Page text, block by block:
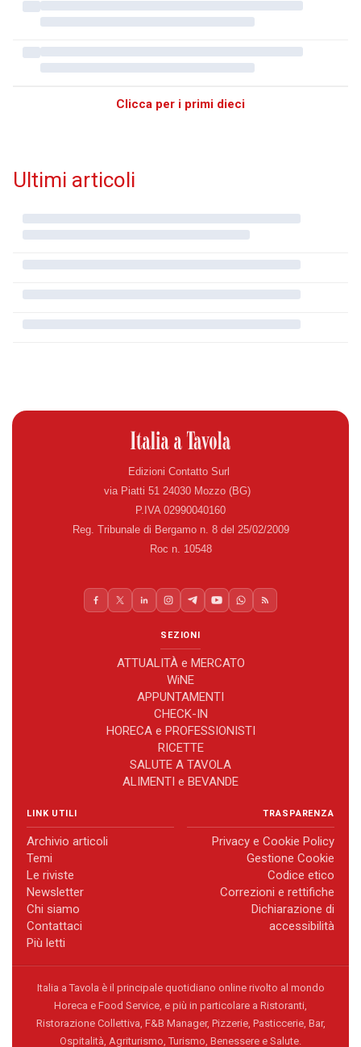
Clicca per i primi dieci
Ultimi articoli
Edizioni Contatto Surl
via Piatti 51 24030 Mozzo (BG)
P.IVA 02990040160
Reg. Tribunale di Bergamo n. 8 del 25/02/2009
Roc n. 10548
SEZIONI
ATTUALITÀ e MERCATO
WiNE
APPUNTAMENTI
CHECK-IN
HORECA e PROFESSIONISTI
RICETTE
SALUTE A TAVOLA
ALIMENTI e BEVANDE
LINK UTILI
Archivio articoli
Temi
Le riviste
Newsletter
Chi siamo
Contattaci
Più letti
TRASPARENZA
Privacy e Cookie Policy
Gestione Cookie
Codice etico
Correzioni e rettifiche
Dichiarazione di
accessibilità
Italia a Tavola è il principale quotidiano online rivolto al mondo
Horeca e Food Service, e più in particolare a Ristoranti,
Ristorazione Collettiva, F&B Manager, Pizzerie, Pasticcerie, Bar,
Ospitalità, Agriturismo, Turismo, Benessere e Salute.